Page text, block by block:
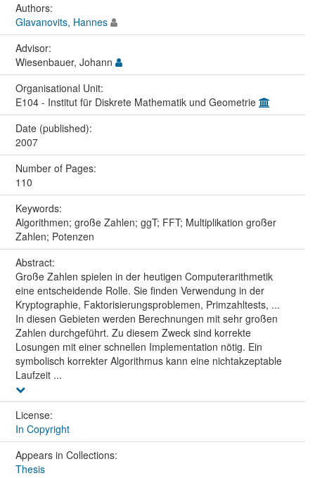
Authors:
Glavanovits, Hannes
Advisor:
Wiesenbauer, Johann
Organisational Unit:
E104 - Institut für Diskrete Mathematik und Geometrie
Date (published):
2007
Number of Pages:
110
Keywords:
Algorithmen; große Zahlen; ggT; FFT; Multiplikation großer
Zahlen; Potenzen
Abstract:
Große Zahlen spielen in der heutigen Computerarithmetik
eine entscheidende Rolle. Sie finden Verwendung in der
Kryptographie, Faktorisierungsproblemen, Primzahltests, ...
In diesen Gebieten werden Berechnungen mit sehr großen
Zahlen durchgeführt. Zu diesem Zweck sind korrekte
Losungen mit einer schnellen Implementation nötig. Ein
symbolisch korrekter Algorithmus kann eine nichtakzeptable
Laufzeit ...
License:
In Copyright
Appears in Collections:
Thesis